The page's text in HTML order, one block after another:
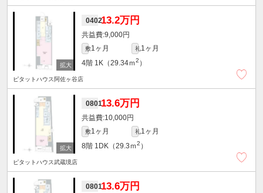
040213.2万円
9,000円
敷1ヶ月 礼1ヶ月
4階 1K（29.34ｍ2 ）
ピタットハウス阿佐ヶ谷店
080113.6万円
10,000円
敷1ヶ月 礼1ヶ月
8階 1DK（29.3ｍ2 ）
ピタットハウス武蔵境店
080113.6万円